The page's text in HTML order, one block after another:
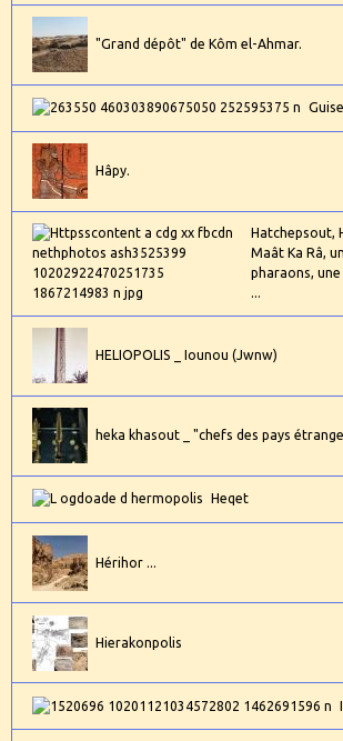
"Grand dépôt" de Kôm el-Ahmar.
Hâpy.
Hatchepsout,
Maât Ka Râ,
pharaons,
...
HELIOPOLIS _ Iounou (Jwnw)
heka khasout _ "chefs des pays
Heqet
Hérihor ...
Hierakonpolis